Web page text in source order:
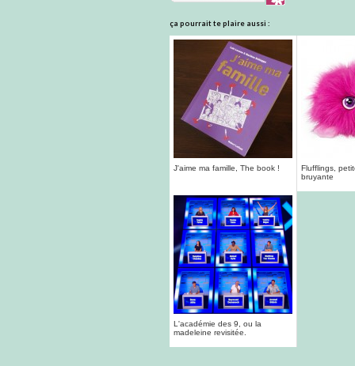
ça pourrait te plaire aussi :
J'aime ma famille, The book !
Flufflings,
bruyante
L'académie des 9, ou la
madeleine revisitée.